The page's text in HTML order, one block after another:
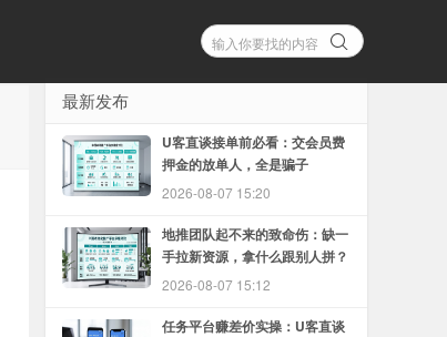
最新发布
U客直谈接单前必看：交会员费
押金的放单人，全是骗子
2026-08-07 15:20
地推团队起不来的致命伤：缺一
手拉新资源，拿什么跟别人拼？
2026-08-07 15:12
任务平台赚差价实操：U客直谈